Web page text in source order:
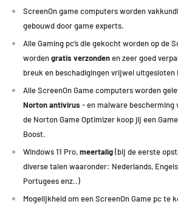
ScreenOn game computers worden
gebouwd door game experts.
Alle Gaming pc’s die gekocht worden op de
wordengratis verzondenen zeer goed
breuk en beschadigingen vrijwel uitgesloten
Alle ScreenOn Game computers worden
Norton antivirus - en malware bescherming
de Norton Game Optimizer koop jij een
Boost.
Windows 11 Pro,meertalig(bij de eerste
diverse talen waaronder: Nederlands,
Portugees enz..)
Mogelijkheid om een ScreenOn Game pc te